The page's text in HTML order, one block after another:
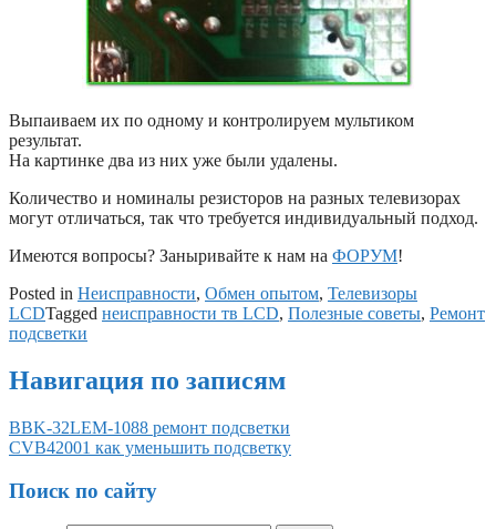
Выпаиваем их по одному и контролируем мультиком
результат.
На картинке два из них уже были удалены.
Количество и номиналы резисторов на разных телевизорах
могут отличаться, так что требуется индивидуальный подход.
Имеются вопросы? Заныривайте к нам на ФОРУМ!
Posted in Неисправности, Обмен опытом, Телевизоры
LCDTagged неисправности тв LCD, Полезные советы, Ремонт
подсветки
Навигация по записям
BBK-32LEM-1088 ремонт подсветки
CVB42001 как уменьшить подсветку
Поиск по сайту